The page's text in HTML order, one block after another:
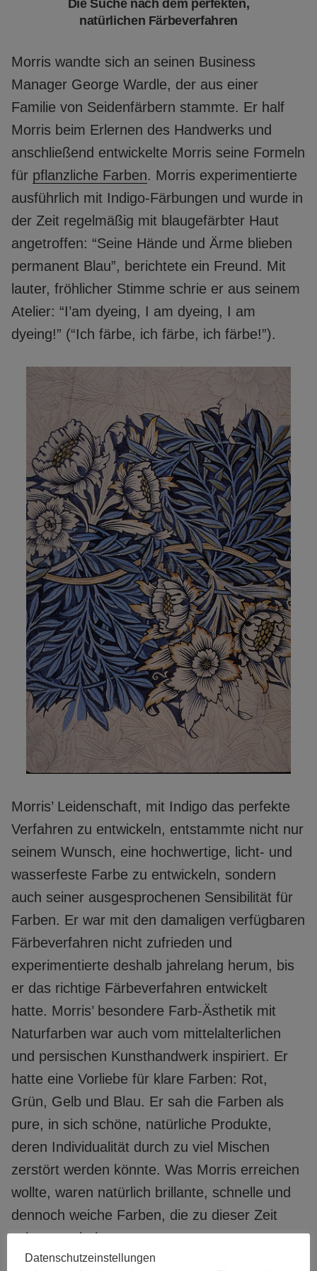
Die Suche nach dem perfekten,
natürlichen Färbeverfahren
Morris wandte sich an seinen Business
Manager George Wardle, der aus einer
Familie von Seidenfärbern stammte. Er half
Morris beim Erlernen des Handwerks und
anschließend entwickelte Morris seine Formeln
für pflanzliche Farben. Morris experimentierte
ausführlich mit Indigo-Färbungen und wurde in
der Zeit regelmäßig mit blaugefärbter Haut
angetroffen: “Seine Hände und Ärme blieben
permanent Blau”, berichtete ein Freund. Mit
lauter, fröhlicher Stimme schrie er aus seinem
Atelier: “I’am dyeing, I am dyeing, I am
dyeing!” (“Ich färbe, ich färbe, ich färbe!”).
Morris’ Leidenschaft, mit Indigo das perfekte
Verfahren zu entwickeln, entstammte nicht nur
seinem Wunsch, eine hochwertige, licht- und
wasserfeste Farbe zu entwickeln, sondern
auch seiner ausgesprochenen Sensibilität für
Farben. Er war mit den damaligen verfügbaren
Färbeverfahren nicht zufrieden und
experimentierte deshalb jahrelang herum, bis
er das richtige Färbeverfahren entwickelt
hatte. Morris’ besondere Farb-Ästhetik mit
Naturfarben war auch vom mittelalterlichen
und persischen Kunsthandwerk inspiriert. Er
hatte eine Vorliebe für klare Farben: Rot,
Grün, Gelb und Blau. Er sah die Farben als
pure, in sich schöne, natürliche Produkte,
deren Individualität durch zu viel Mischen
zerstört werden könnte. Was Morris erreichen
wollte, waren natürlich brillante, schnelle und
dennoch weiche Farben, die zu dieser Zeit
schwer zu bekommen waren.
Datenschutzeinstellungen